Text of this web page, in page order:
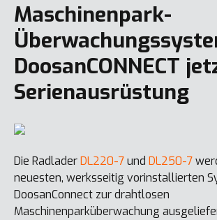
Maschinenpark-
DoosanCONNECT
Serienausrüstung
Die RadladerDL220-7und DL250-7
neuesten, werksseitig vorinstallierten
DoosanConnect zur drahtlosen
Maschinenparküberwachung